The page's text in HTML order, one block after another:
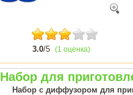
3.0/5 (1 оценка)
Набор для
Набор с диффузором для